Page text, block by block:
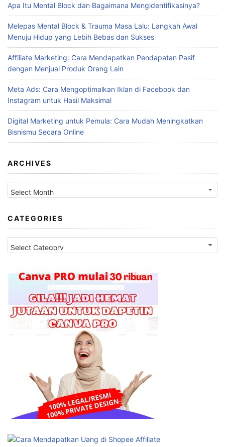
Apa Itu Mental Block dan Bagaimana Mengidentifikasinya?
Melepas Mental Block & Trauma Masa Lalu: Langkah Awal
Menuju Hidup yang Lebih Bebas dan Sukses
Affiliate Marketing: Cara Mendapatkan Pendapatan Pasif
dengan Menjual Produk Orang Lain
Meta Ads: Cara Mengoptimalkan Iklan di Facebook dan
Instagram untuk Hasil Maksimal
Digital Marketing untuk Pemula: Cara Mudah Meningkatkan
Bisnismu Secara Online
ARCHIVES
Archives
CATEGORIES
Categories